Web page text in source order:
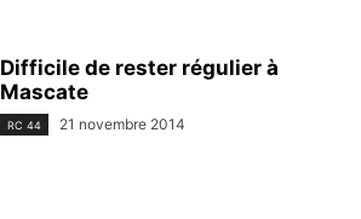
Difficile de rester régulier à
Mascate
RC 44 21 novembre 2014